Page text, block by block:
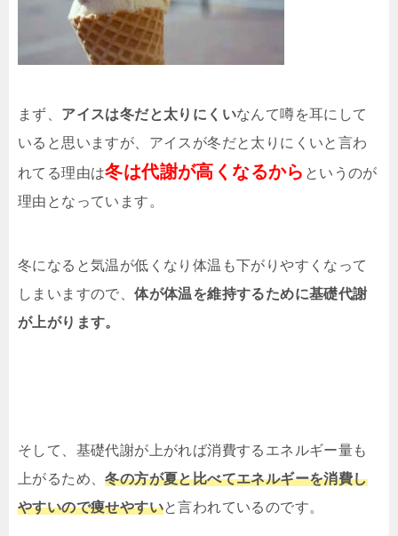
まず、 アイスは冬だと太りにくいなんて噂を耳にして
いると思いますが、アイスが冬だと太りにくいと言わ
れてる理由は冬は代謝が高くなるから というのが
理由となっています。
冬になると気温が低くなり体温も下がりやすくなって
しまいますので、体が体温を維持するために基礎代謝
が上がります。
そして、基礎代謝が上がれば消費するエネルギー量も
上がるため、冬の方が夏と比べてエネルギーを消費し
やすいので痩せやすいと言われているのです。